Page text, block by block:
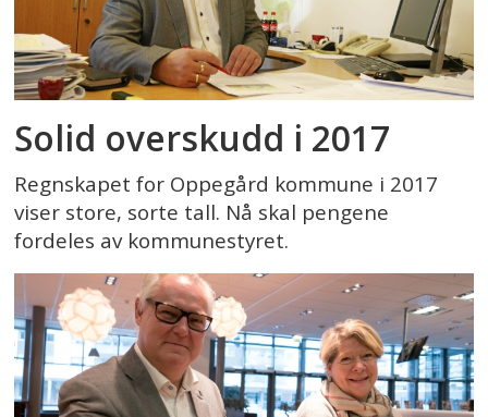
Solid overskudd i 2017
Regnskapet for Oppegård kommune i 2017
viser store, sorte tall. Nå skal pengene
fordeles av kommunestyret.